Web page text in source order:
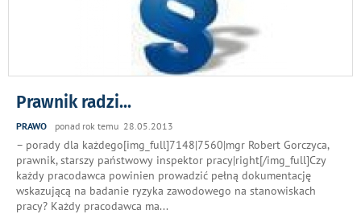
Prawnik radzi...
PRAWO ponad rok temu 28.05.2013
– porady dla każdego[img_full]7148|7560|mgr Robert Gorczyca,
prawnik, starszy państwowy inspektor pracy|right[/img_full]Czy
każdy pracodawca powinien prowadzić pełną dokumentację
wskazującą na badanie ryzyka zawodowego na stanowiskach
pracy? Każdy pracodawca ma...